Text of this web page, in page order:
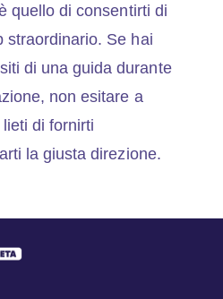
quello di consentirti di
straordinario. Se hai
di una guida durante
non esitare a
di fornirti
la giusta direzione.